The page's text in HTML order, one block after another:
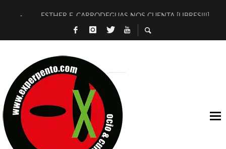
ESTHER F. CARRODEGUAS NOS CUENTA [LIBRES!!!]
[TERRA DE GUAPES] DE SANDRA MONFORT
TIMBRE 4, LA ESCUELA DEL DIRECTOR TEATRAL CLAUDIO
30 AÑOS (NO ES NADA) DE LA KATARSIS DEL TOMATAZO
MILITARES JUDÍAS EN #EXVITA
D’BALDOMEROS REINVENTAN [BITÁCORA 3.0] EN EXVITA
MARSHALL FLASH PRESENTA EN EXVITA [RELATIVA